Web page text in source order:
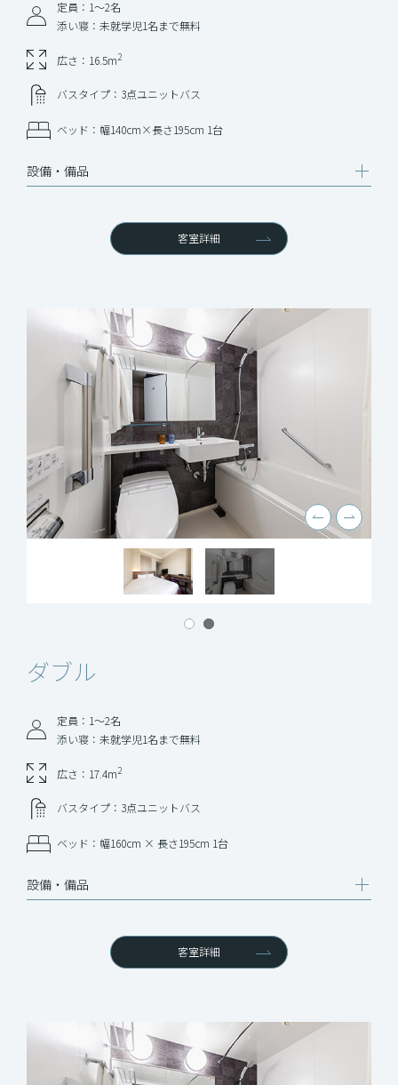
定員：1〜2名
添い寝：未就学児1名まで無料
広さ：16.5m2
バスタイプ：3点ユニットバス
ベッド：幅140cm×長さ195cm 1台
設備‧備品
客室詳細
ダブル
定員：1〜2名
添い寝：未就学児1名まで無料
広さ：17.4m2
バスタイプ：3点ユニットバス
ベッド：幅160cm × 長さ195cm 1台
設備‧備品
客室詳細